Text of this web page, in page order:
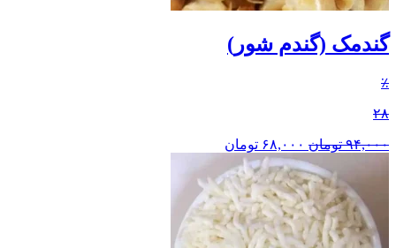
گندمک (گندم شور)
٪
۲۸
۹۴,۰۰۰ تومان ۶۸,۰۰۰ تومان